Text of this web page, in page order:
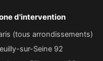
d'intervention
(tous arrondissements)
sur-Seine 92